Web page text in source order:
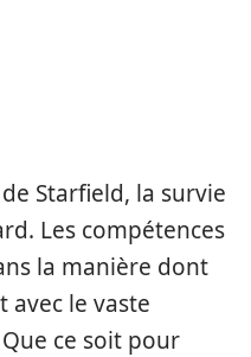
Starfield, la survie
Les compétences
la manière dont
avec le vaste
ce soit pour